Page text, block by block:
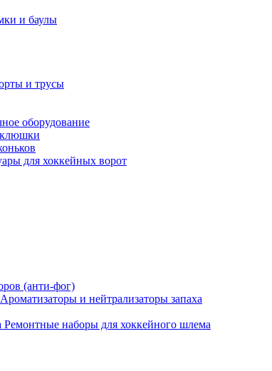
и баулы
и трусы
оборудование
клюшки
для хоккейных ворот
(анти-фог)
Ароматизаторы и нейтрализаторы запаха
Ремонтные наборы для хоккейного шлема